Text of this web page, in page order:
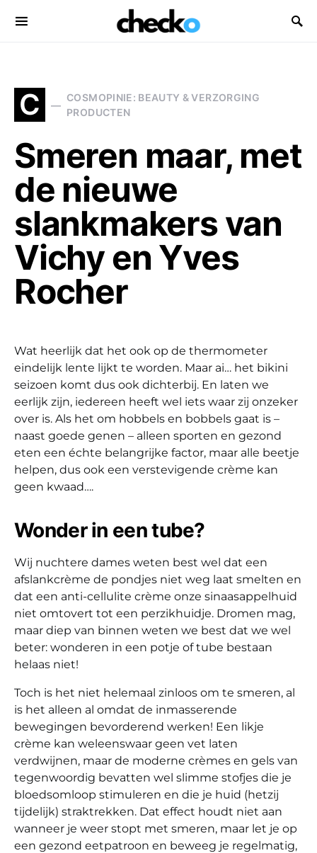
Search for:
C
COSMOPINIE: BEAUTY & VERZORGING
PRODUCTEN
Smeren maar, met
de nieuwe
slankmakers van
Vichy en Yves
Rocher
Wat heerlijk dat het ook op de thermometer
eindelijk lente lijkt te worden. Maar ai… het bikini
seizoen komt dus ook dichterbij. En laten we
eerlijk zijn, iedereen heeft wel iets waar zij onzeker
over is. Als het om hobbels en bobbels gaat is –
naast goede genen – alleen sporten en gezond
eten een échte belangrijke factor, maar alle beetje
helpen, dus ook een verstevigende crème kan
geen kwaad….
Wonder in een tube?
Wij nuchtere dames weten best wel dat een
afslankcrème de pondjes niet weg laat smelten en
dat een anti-cellulite crème onze sinaasappelhuid
niet omtovert tot een perzikhuidje. Dromen mag,
maar diep van binnen weten we best dat we wel
beter: wonderen in een potje of tube bestaan
helaas niet!
Toch is het niet helemaal zinloos om te smeren, al
is het alleen al omdat de inmasserende
bewegingen bevorderend werken! Een likje
crème kan weleenswaar geen vet laten
verdwijnen, maar de moderne crèmes en gels van
tegenwoordig bevatten wel slimme stofjes die je
bloedsomloop stimuleren en die je huid (hetzij
tijdelijk) straktrekken. Dat effect houdt niet aan
wanneer je weer stopt met smeren, maar let je op
een gezond eetpatroon en beweeg je regelmatig,